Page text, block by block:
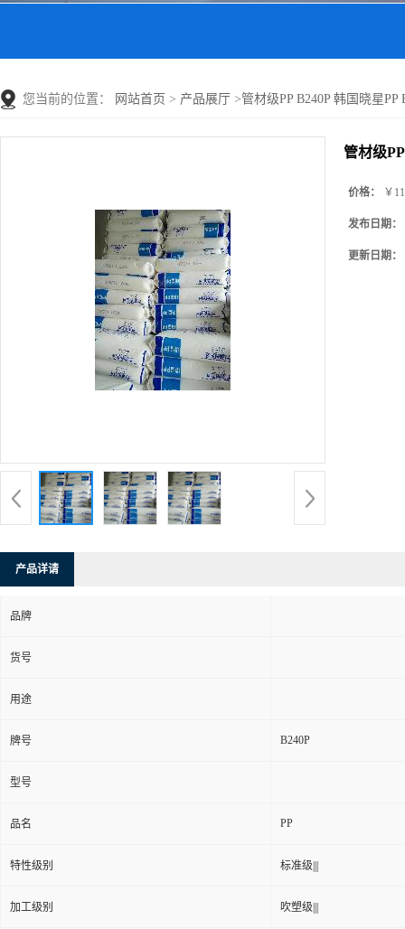
您当前的位置： 网站首页 > 产品展厅 >管材级PP B240P 韩国晓星PP
管材级
价格： ￥
发布日期：
更新日期：
产品详请
品牌
货号
用途
牌号 B240P
型号
品名 PP
特性级别 标准级|||
加工级别 吹塑级|||